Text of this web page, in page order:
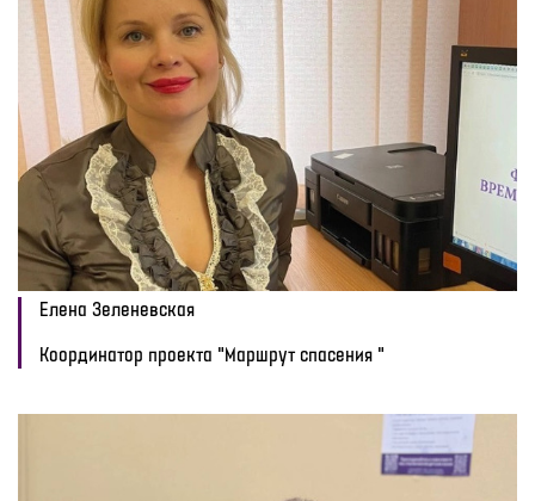
Елена Зеленевская
Координатор проекта "Маршрут спасения "